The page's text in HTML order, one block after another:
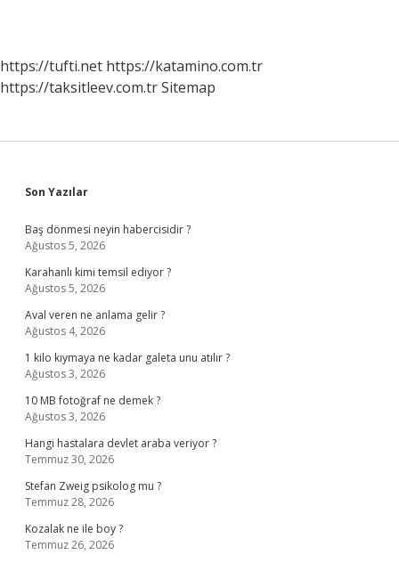
https://tufti.net https://katamino.com.tr
https://taksitleev.com.trSitemap
Sidebar
Son Yazılar
Baş dönmesi neyin habercisidir ?
Ağustos 5, 2026
Karahanlı kimi temsil ediyor ?
Ağustos 5, 2026
Aval veren ne anlama gelir ?
Ağustos 4, 2026
1 kilo kıymaya ne kadar galeta unu atılır ?
Ağustos 3, 2026
10 MB fotoğraf ne demek ?
Ağustos 3, 2026
Hangi hastalara devlet araba veriyor ?
Temmuz 30, 2026
Stefan Zweig psikolog mu ?
Temmuz 28, 2026
Kozalak ne ile boy ?
Temmuz 26, 2026